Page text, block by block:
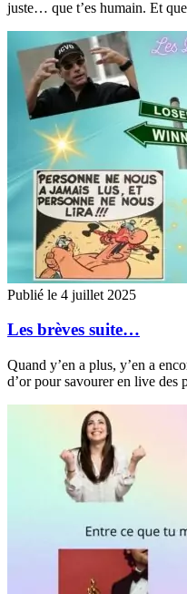
juste… que t’es humain. Et
Publié le 4 juillet 2025
Les brèves suite…
Quand y’en a plus, y’en a
d’or pour savourer en live des